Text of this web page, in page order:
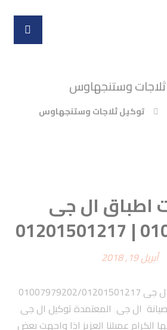
وستنجهاوس
توكيل ثلاجات وستنجهاوس
اطباق ال جى
أبريل 19, 2018
صيانة غسالات اطباق ال جى 01007979202/01201501217
ال جى المعتمدة توكيل ال جى
الكرام عميلنا العزيز اذا واجهت بعض